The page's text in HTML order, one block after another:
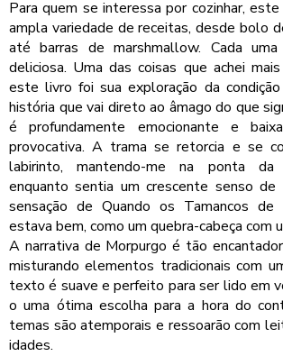
Para quem se interessa por cozinhar,
ampla variedade de receitas, desde bolo
até barras de marshmallow. Cada
deliciosa. Uma das coisas que achei
este livro foi sua exploração da
história que vai direto ao âmago do que
é profundamente emocionante e
provocativa. A trama se retorcia e se
labirinto, mantendo-me na ponta da
enquanto sentia um crescente senso de
sensação de Quando os Tamancos de
estava bem, como um quebra-cabeça com
A narrativa de Morpurgo é tão
misturando elementos tradicionais com
texto é suave e perfeito para ser lido em
o uma ótima escolha para a hora do
temas são atemporais e ressoarão com
idades.